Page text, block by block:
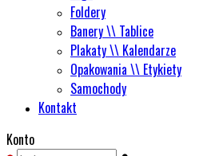
Foldery
Banery \\ Tablice
Plakaty \\ Kalendarze
Opakowania \\ Etykiety
Samochody
Kontakt
Konto